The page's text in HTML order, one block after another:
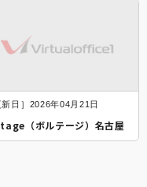
新日］2026年04月21日
（ボルテージ）名古屋